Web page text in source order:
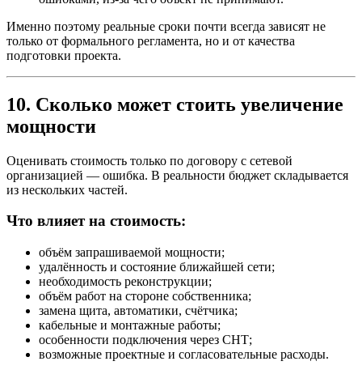
Именно поэтому реальные сроки почти всегда зависят не
только от формального регламента, но и от качества
подготовки проекта.
10. Сколько может стоить увеличение
мощности
Оценивать стоимость только по договору с сетевой
организацией — ошибка. В реальности бюджет складывается
из нескольких частей.
Что влияет на стоимость:
объём запрашиваемой мощности;
удалённость и состояние ближайшей сети;
необходимость реконструкции;
объём работ на стороне собственника;
замена щита, автоматики, счётчика;
кабельные и монтажные работы;
особенности подключения через СНТ;
возможные проектные и согласовательные расходы.